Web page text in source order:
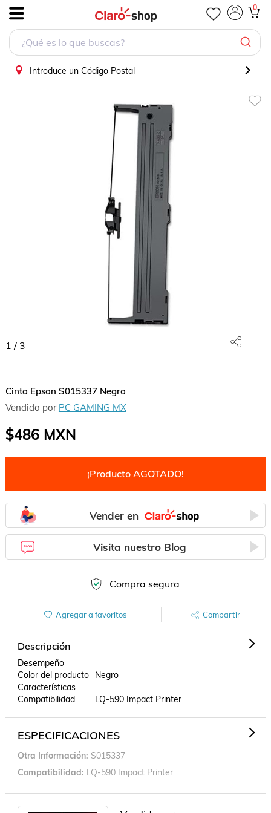
0
Introduce un Código Postal
1 / 3
Cinta Epson S015337 Negro
Vendido por PC GAMING MX
$486MXN
¡Producto AGOTADO!
Vender en
Visita nuestro Blog
Compra segura
Agregar a favoritos Compartir
Descripción
Desempeño
Color del producto	Negro
Características
Compatibilidad	LQ-590 Impact Printer
ESPECIFICACIONES
Otra Información S015337
Compatibilidad LQ-590 Impact Printer